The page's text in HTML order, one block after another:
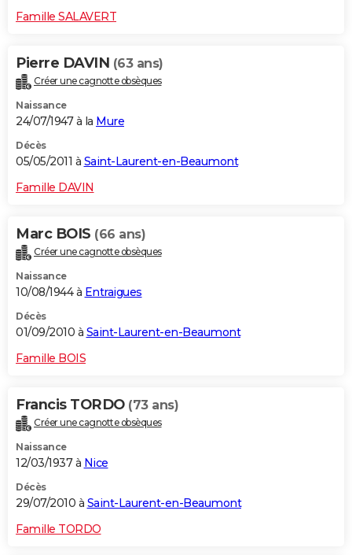
Famille SALAVERT
Pierre DAVIN (63 ans)
Créer une cagnotte obsèques
Naissance
24/07/1947 à la Mure
Décès
05/05/2011 à Saint-Laurent-en-Beaumont
Famille DAVIN
Marc BOIS (66 ans)
Créer une cagnotte obsèques
Naissance
10/08/1944 à Entraigues
Décès
01/09/2010 à Saint-Laurent-en-Beaumont
Famille BOIS
Francis TORDO (73 ans)
Créer une cagnotte obsèques
Naissance
12/03/1937 à Nice
Décès
29/07/2010 à Saint-Laurent-en-Beaumont
Famille TORDO